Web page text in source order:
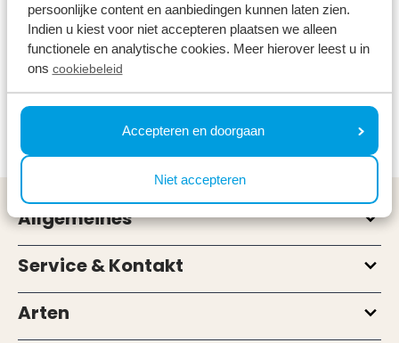
persoonlijke content en aanbiedingen kunnen laten zien.
Indien u kiest voor niet accepteren plaatsen we alleen
functionele en analytische cookies. Meer hierover leest u in
ons cookiebeleid
Accepteren en doorgaan
Niet accepteren
weitere Unterkunft hinzuzufügen. Den Warenkorb
finden Sie oben rechts in der Menüleiste unserer
Website.
Ontdek het zelf
Allgemeines
Service & Kontakt
Arten